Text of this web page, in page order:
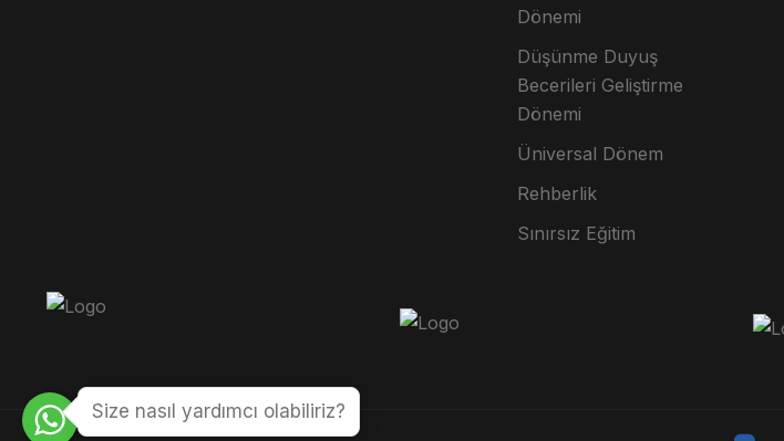
Size nasıl yardımcı olabiliriz?
Dönemi
Düşünme Duyuş
Becerileri Geliştirme
Dönemi
Üniversal Dönem
Rehberlik
Sınırsız Eğitim